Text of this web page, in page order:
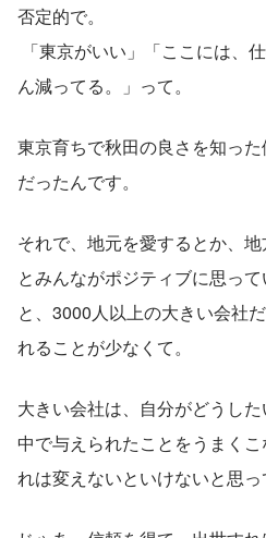
否定的で。
ん減ってる。」って。
東京育ちで秋田の良さを知っ
だったんです。
それで、地元を愛するとか、
とみんながポジティブに思っ
と、3000人以上の大きい会社
れることが少なくて。
大きい会社は、自分がどうし
中で与えられたことをうまく
れは変えないといけないと思っ